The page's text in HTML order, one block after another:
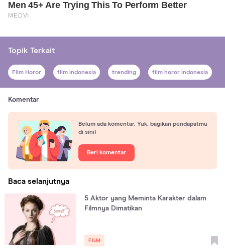
Topik Terkait
Film Horor film indonesia trending film horor indonesia
Komentar
Belum ada komentar. Yuk, bagikan pendapatmu
di sini!
Beri komentar
Baca selanjutnya
5 Aktor yang Meminta Karakter dalam
Filmnya Dimatikan
FILM